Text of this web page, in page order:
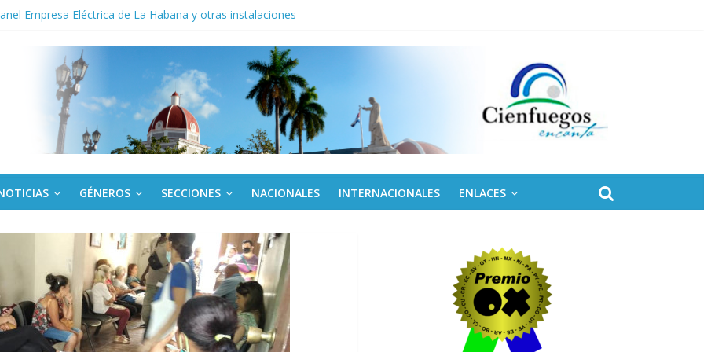
opacado por el alcohol
Libro y el legado editorial cubano
cubanos en certamen de ballet en Sudáfrica
para los niños trabajamos
GÉNEROS SECCIONES NACIONALES INTERNACIONALES ENLACES